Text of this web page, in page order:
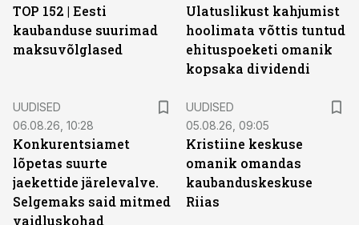
TOP 152 | Eesti
kaubanduse suurimad
maksuvõlglased
Ulatuslikust kahjumist
hoolimata võttis tuntud
ehituspoeketi omanik
kopsaka dividendi
UUDISED
06.08.26, 10:28
Konkurentsiamet
lõpetas suurte
jaekettide järelevalve.
Selgemaks said mitmed
vaidluskohad
UUDISED
05.08.26, 09:05
Kristiine keskuse
omanik omandas
kaubanduskeskuse
Riias